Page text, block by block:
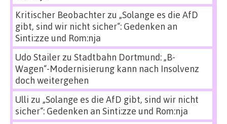
Kritischer Beobachterzu „Solange es die AfD
gibt, sind wir nicht sicher“: Gedenken an
Sinti:zze und Rom:nja
Udo Stailerzu Stadtbahn Dortmund: „B-
Wagen“-Modernisierung kann nach Insolvenz
doch weitergehen
Ulli zu „Solange es die AfD gibt, sind wir nicht
sicher“: Gedenken an Sinti:zze und Rom:nja